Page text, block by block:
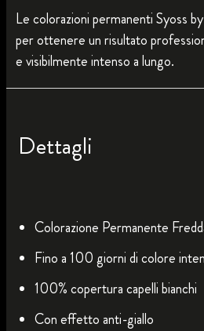
Le colorazioni permanenti Syoss
per ottenere un risultato
e visibilmente intenso a lungo.
Dettagli
Colorazione Permanente
Fino a 100 giorni di colore
100% copertura capelli bianchi
Con effetto anti-giallo